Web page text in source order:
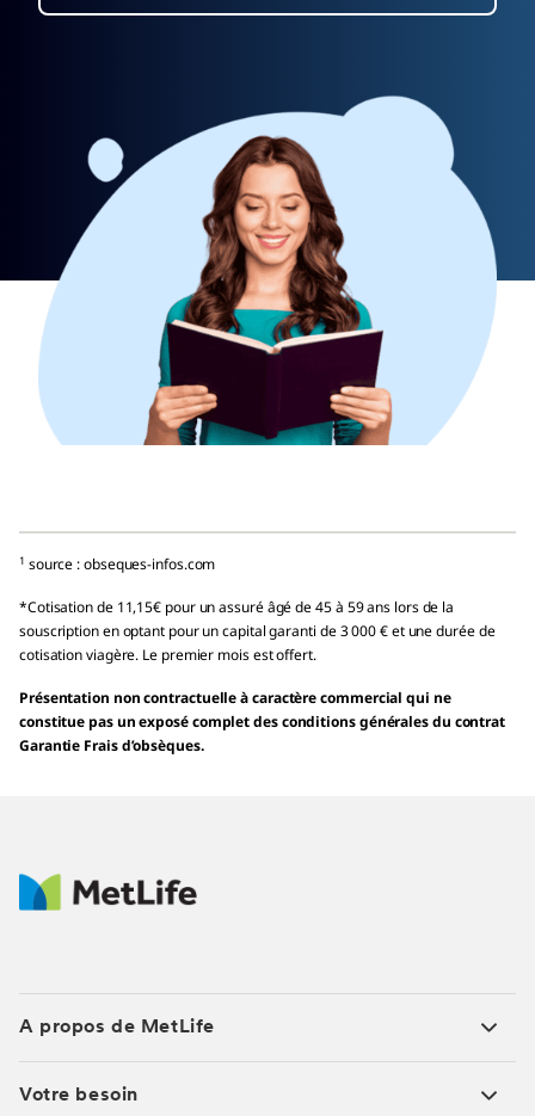
1 source : obseques-infos.com
*Cotisation de 11,15€ pour un assuré âgé de 45 à 59 ans lors de la
souscription en optant pour un capital garanti de 3 000 € et une durée de
cotisation viagère. Le premier mois est offert.
Présentation non contractuelle à caractère commercial qui ne
constitue pas un exposé complet des conditions générales du contrat
Garantie Frais d’obsèques.
A propos de MetLife
Votre besoin